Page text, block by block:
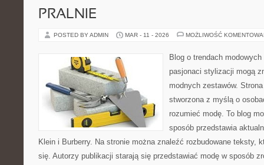
PRALNIE
POSTED BY ADMIN MAR - 11 - 2026 MOŻLIWOŚĆ
Blog o trendach
pasjonaci stylizacji mogą
modnych zestawów.
stworzona z myślą o
rozumieć modę. To blog
sposób przedstawia
Klein i Burberry. Na stronie można znaleźć rozbudowane teksty,
się. Autorzy publikacji starają się przedstawiać modę w sposób